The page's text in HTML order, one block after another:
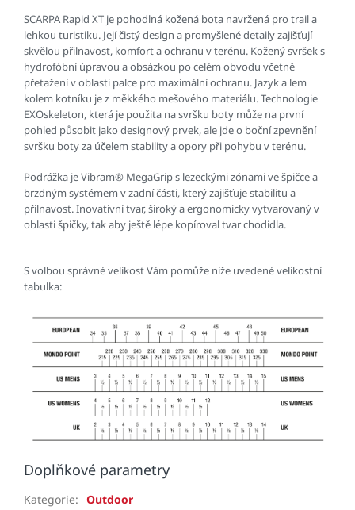
SCARPA Rapid XT je pohodlná kožená bota navržená pro trail a
lehkou turistiku. Její čistý design a promyšlené detaily zajišťují
skvělou přilnavost, komfort a ochranu v terénu. Kožený svršek s
hydrofóbní úpravou a obsázkou po celém obvodu včetně
přetažení v oblasti palce pro maximální ochranu. Jazyk a lem
kolem kotníku je z měkkého mešového materiálu. Technologie
EXOskeleton, která je použita na svršku boty může na první
pohled působit jako designový prvek, ale jde o boční zpevnění
svršku boty za účelem stability a opory při pohybu v terénu.
Podrážka je Vibram® MegaGrip s lezeckými zónami ve špičce a
brzdným systémem v zadní části, který zajišťuje stabilitu a
přilnavost. Inovativní tvar, široký a ergonomicky vytvarovaný v
oblasti špičky, tak aby ještě lépe kopíroval tvar chodidla.
S volbou správné velikost Vám pomůže níže uvedené velikostní
tabulka:
Doplňkové parametry
Kategorie: Outdoor